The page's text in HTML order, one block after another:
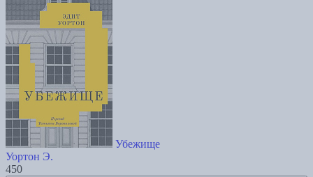
Убежище
Уортон Э.
450